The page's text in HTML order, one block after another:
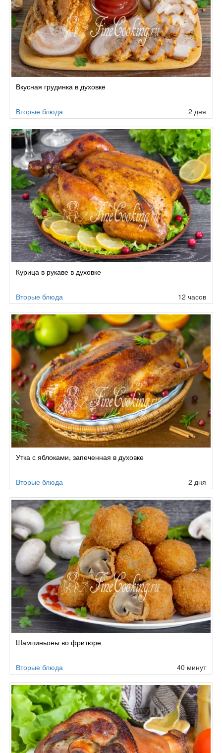
Вкусная грудинка в духовке
Вторые блюда 2 дня
Курица в рукаве в духовке
Вторые блюда 12 часов
Утка с яблоками, запеченная в духовке
Вторые блюда 2 дня
Шампиньоны во фритюре
Вторые блюда 40 минут